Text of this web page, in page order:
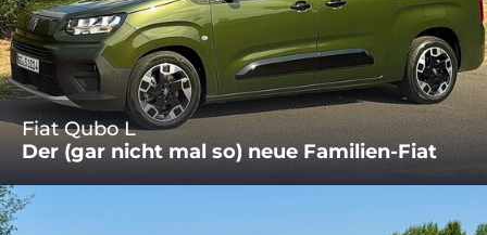
Fiat Qubo L
Der (gar nicht mal so) neue Familien-Fiat